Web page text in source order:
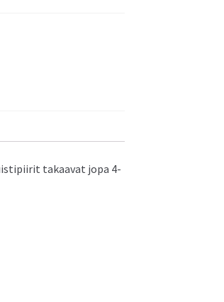
takaavat jopa 4-